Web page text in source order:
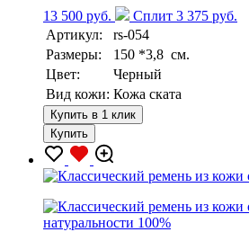
13 500 руб.
Сплит 3 375 руб.
Артикул:
rs-054
Размеры:
150 *3,8 см.
Цвет:
Черный
Вид кожи: Кожа ската
Купить в 1 клик
Купить
натуральности 100%